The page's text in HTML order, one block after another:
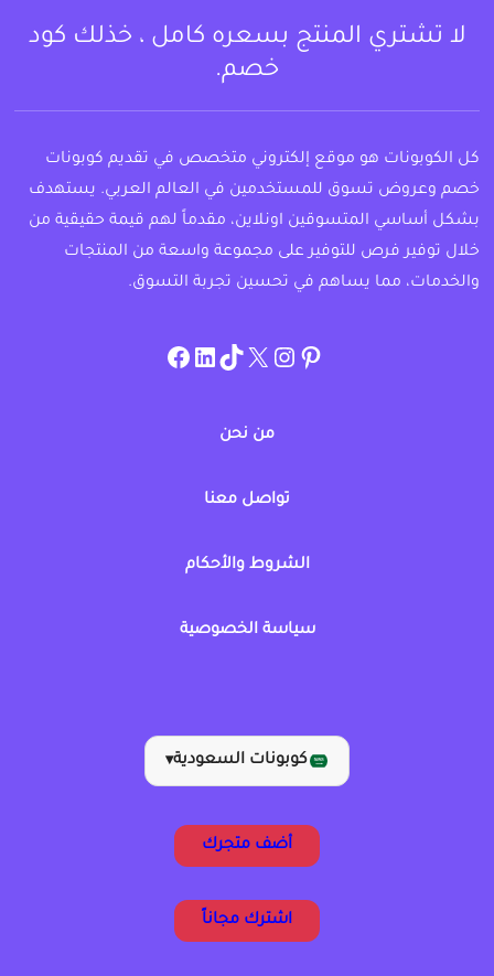
لا تشتري المنتج بسعره كامل ، خذلك كود
خصم.
كل الكوبونات هو موقع إلكتروني متخصص في تقديم كوبونات
خصم وعروض تسوق للمستخدمين في العالم العربي. يستهدف
بشكل أساسي المتسوقين اونلاين، مقدماً لهم قيمة حقيقية من
خلال توفير فرص للتوفير على مجموعة واسعة من المنتجات
والخدمات، مما يساهم في تحسين تجربة التسوق.
pinterest
allcouponat
twitter
TikTok
linkedin
facebook
من نحن
تواصل معنا
الشروط والأحكام
سياسة الخصوصية
كوبونات السعودية▾
أضف متجرك
اشترك مجاناً